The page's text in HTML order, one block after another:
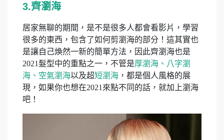
3.齊瀏海
居家無聊的期間，是不是很多人都會看影片，學習
很多的東西，包含了如何剪瀏海的部分！這其實也
是讓自己煥然一新的簡單方法，因此齊瀏海也是
2021髮型中的重點之一，不管是厚瀏海、八字瀏
海、空氣瀏海以及超短瀏海 ，都是個人風格的展
現，如果你也想在2021來點不同的話，就加上瀏海
吧！